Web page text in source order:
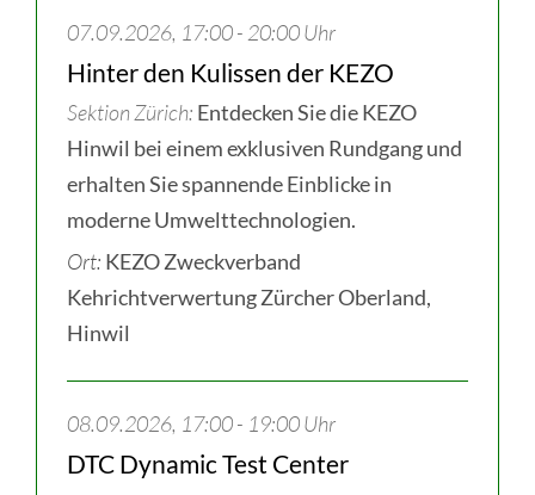
07.09.2026, 17:00 - 20:00 Uhr
Hinter den Kulissen der KEZO
Sektion Zürich Entdecken Sie die KEZO
Hinwil bei einem exklusiven Rundgang und
erhalten Sie spannende Einblicke in
moderne Umwelttechnologien.
Ort: KEZO Zweckverband
Kehrichtverwertung Zürcher Oberland,
Hinwil
08.09.2026, 17:00 - 19:00 Uhr
DTC Dynamic Test Center